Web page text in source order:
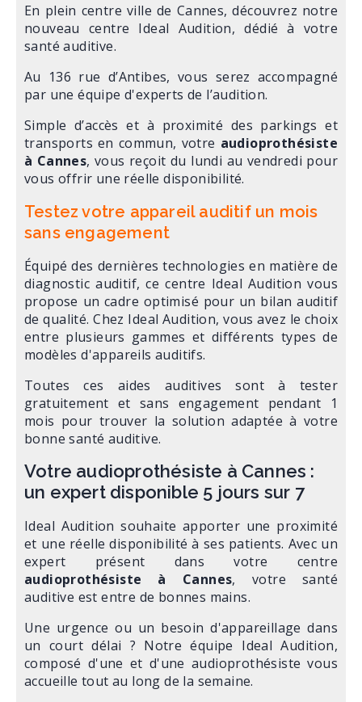
En plein centre ville de Cannes, découvrez notre
nouveau centre Ideal Audition, dédié à votre
santé auditive.
Au 136 rue d’Antibes, vous serez accompagné
par une équipe d'experts de l’audition.
Simple d’accès et à proximité des parkings et
transports en commun, votre audioprothésiste
à Cannes, vous reçoit du lundi au vendredi pour
vous offrir une réelle disponibilité.
Testez votre appareil auditif un mois
sans engagement
Équipé des dernières technologies en matière de
diagnostic auditif, ce centre Ideal Audition vous
propose un cadre optimisé pour un bilan auditif
de qualité. Chez Ideal Audition, vous avez le choix
entre plusieurs gammes et différents types de
modèles d'appareils auditifs.
Toutes ces aides auditives sont à tester
gratuitement et sans engagement pendant 1
mois pour trouver la solution adaptée à votre
bonne santé auditive.
Votre audioprothésiste à Cannes :
un expert disponible 5 jours sur 7
Ideal Audition souhaite apporter une proximité
et une réelle disponibilité à ses patients. Avec un
expert présent dans votre centre
audioprothésiste à Cannes, votre santé
auditive est entre de bonnes mains.
Une urgence ou un besoin d'appareillage dans
un court délai ? Notre équipe Ideal Audition,
composé d'une et d'une audioprothésiste vous
accueille tout au long de la semaine.